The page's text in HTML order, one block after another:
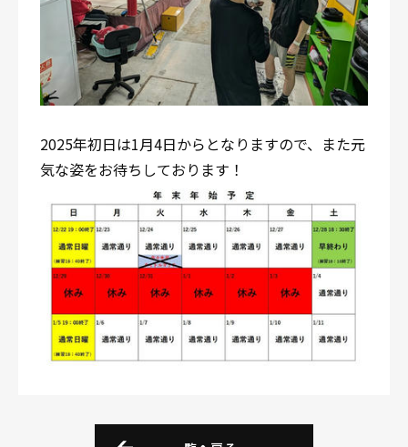
2025年初日は1月4日からとなりますので、また元
気な姿をお待ちしております！